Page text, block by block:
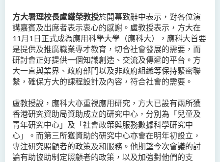
方大署理校長盧鐵榮教授於開幕致辭中表示，對各位演
講嘉賓及出席者表示衷心的感謝。盧教授表示，方大在
11 月1 日正式成為應用科學大學（應科大），應科大首要
是提供及推廣職業專才教育，切合社會發展的需要，而
研討會正好提供一個知識創造、交流及傳遞的平台。方
大一直與業界、政府部門以及非政府組織等保持緊密聯
繫，確保方大的課程設計及內容，符合社會的需要。
盧教授說，應科大亦重視應用研究，方大已設有兩所獲
香港研究資助局資助成立的研究中心，分別為「兒童及
青年研究中心」及「社會政策與服務數據科學研究中
心」。而第三所獲資助的研究中心亦會在明年初設立，
專注研究照顧者的政策及和服務。他期望今次會議的討
論有助協助制定照顧者的政策，以及加強對他們的支